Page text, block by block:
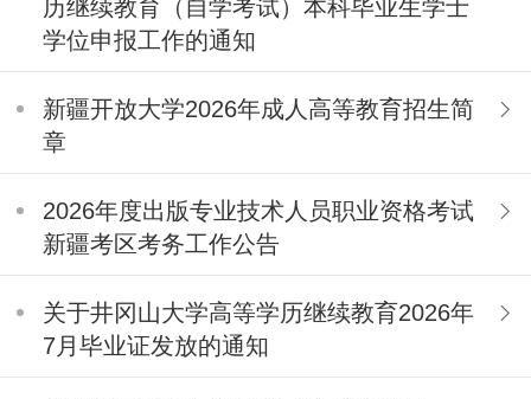
历继续教育（自学考试）本科毕业生学士
学位申报工作的通知
新疆开放大学2026年成人高等教育招生简
章
2026年度出版专业技术人员职业资格考试
新疆考区考务工作公告
关于井冈山大学高等学历继续教育2026年
7月毕业证发放的通知